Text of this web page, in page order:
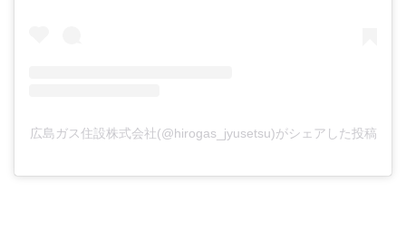
広島ガス住設株式会社(@hirogas_jyusetsu)がシェアした投稿